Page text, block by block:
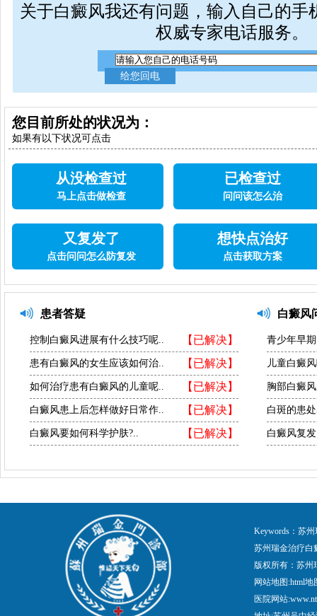
关于白癜风我还有问题，输入自己的手
权威专家电话服务。
您目前所处的状况为：
如果有以下状况可点击
从没检查过
马上点击做检查
已检查过
问问该怎么治
又复发了
点击问问怎么防复发
想快点治好
点击获取方案
患者答疑
【已解决】
控制白癜风进展有什么技巧呢..
【已解决】
患有白癜风的女生应该如何治..
【已解决】
如何治疗患有白癜风的儿童呢..
【已解决】
白癜风患上后怎样做好日常作..
【已解决】
白癜风要如何科学护肤?..
白癜风
青少年早
儿童白癜
胸部白癜
白斑的患
白癜风复
Keywords：苏
苏州瑞金治疗白
版权所有：苏
网站地图:html地
医院网站